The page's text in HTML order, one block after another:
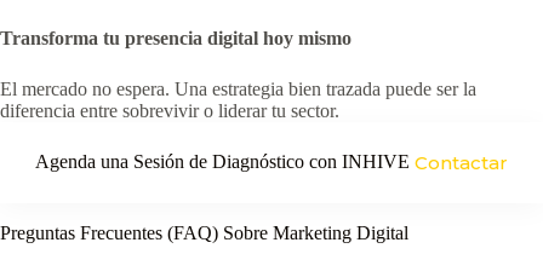
Transforma tu presencia digital hoy mismo
El mercado no espera. Una estrategia bien trazada puede ser la
diferencia entre sobrevivir o liderar tu sector.
Agenda una Sesión de Diagnóstico con INHIVE Contactar
Preguntas Frecuentes (FAQ) Sobre Marketing Digital